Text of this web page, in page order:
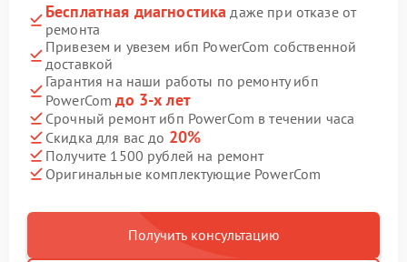
Бесплатная диагностика даже при отказе от
ремонта
Привезем и увезем ибп PowerCom собственной
доставкой
Гарантия на наши работы по ремонту ибп
PowerComдо 3-х лет
Срочный ремонт ибп PowerCom в течении часа
Скидка для вас до 20%
Получите 1500 рублей на ремонт
Оригинальные комплектующие PowerCom
Получить консультацию